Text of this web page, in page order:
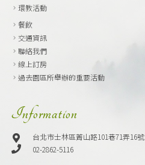
環教活動
餐飲
交通資訊
聯絡我們
線上訂房
過去園區所舉辦的重要活動
Information
台北市士林區菁山路101巷71弄16號
02-2862-5116